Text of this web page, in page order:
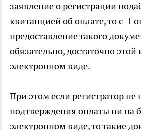
заявление о регистрации
квитанцией об оплате, то с 1
предоставление такого
обязательно, достаточно
электронном виде.
При этом если регистратор не
подтверждения оплаты ни на
электронном виде, то такие